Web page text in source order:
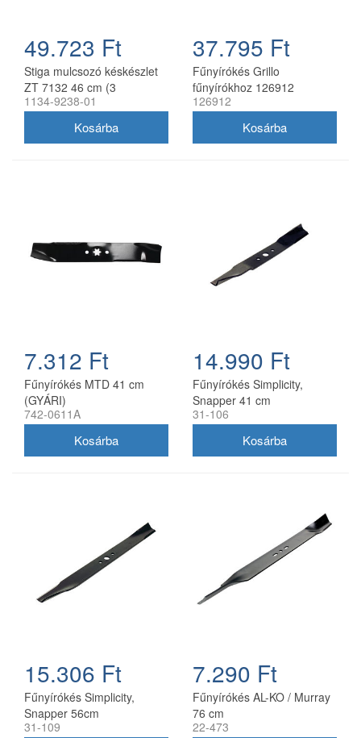
49.723 Ft
Stiga mulcsozó késkészlet
ZT 7132 46 cm (3
db/csomag) 1134-9238-01
1134-9238-01
37.795 Ft
Fűnyírókés Grillo
fűnyírókhoz 126912
126912
7.312 Ft
Fűnyírókés MTD 41 cm
(GYÁRI)
742-0611A
14.990 Ft
Fűnyírókés Simplicity,
Snapper 41 cm
(1704856SM)
31-106
15.306 Ft
Fűnyírókés Simplicity,
Snapper 56cm
(1716695ASM)
31-109
7.290 Ft
Fűnyírókés AL-KO / Murray
76 cm
22-473